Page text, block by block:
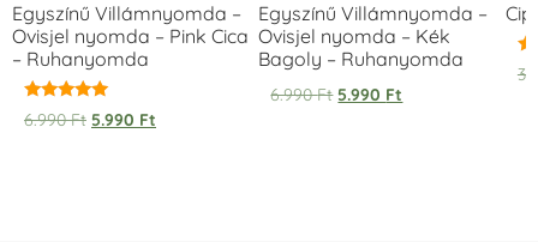
Egyszínű Villámnyomda –
Ovisjel nyomda – Pink Cica
– Ruhanyomda
Értékelés:
5.00
6.990Ft 5.990 Ft
Egyszínű Villámnyomda –
Ovisjel nyomda – Kék
Bagoly – Ruhanyomda
6.990Ft 5.990 Ft